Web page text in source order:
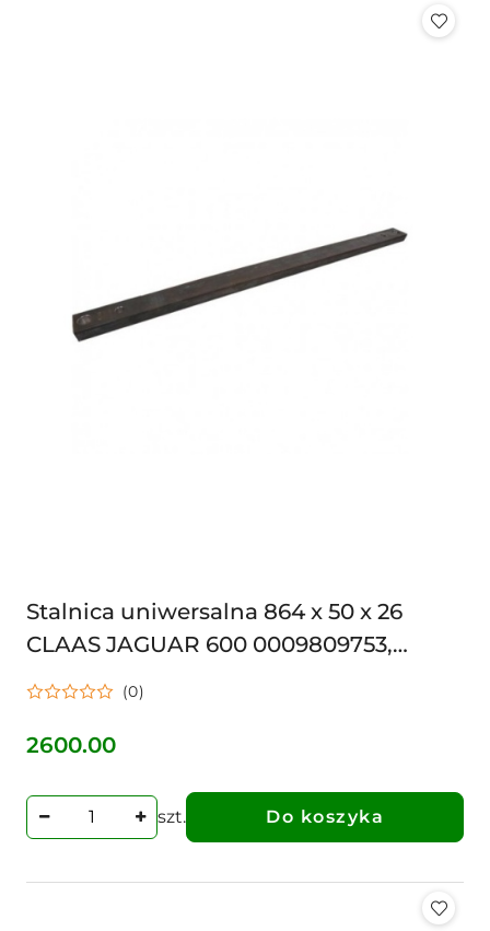
Stalnica uniwersalna 864 x 50 x 26
CLAAS JAGUAR 600 0009809753,
9809753 30259809753, 9809753,
(0)
Cena:
2600.00
szt. Do koszyka